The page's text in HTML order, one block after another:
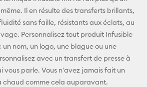
Il en résulte des transferts brillants,
sans faille, résistants aux éclats, au
Personnalisez tout produit Infusible
nom, un logo, une blague ou une
avec un transfert de presse à
parle. Vous n'avez jamais fait un
chaud comme cela auparavant.